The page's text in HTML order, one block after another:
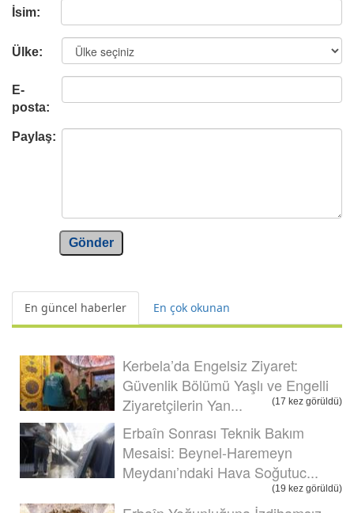
İsim:
Ülke:
E-
posta:
Paylaş:
Gönder
En güncel haberler En çok okunan
Kerbela’da Engelsiz Ziyaret:
Güvenlik Bölümü Yaşlı ve Engelli
Ziyaretçilerin Yan...
(17 kez görüldü)
Erbaîn Sonrası Teknik Bakım
Mesaisi: Beynel-Haremeyn
Meydanı’ndaki Hava Soğutuc...
(19 kez görüldü)